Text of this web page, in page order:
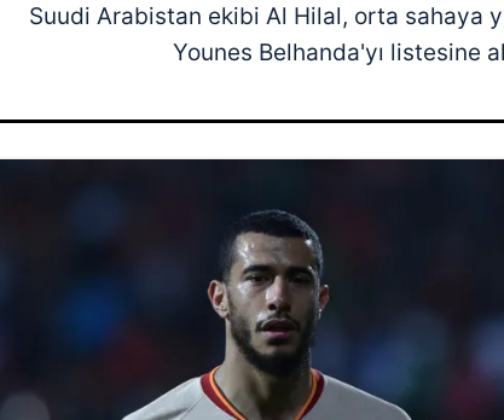
Suudi Arabistan ekibi Al Hilal, orta sahaya
Younes Belhanda'yı listesine